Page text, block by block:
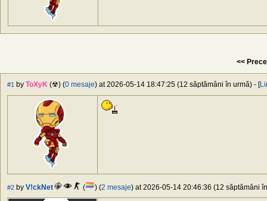
<<
#1 by ToXyK (☢) (0 mesaje) at 2026-05-14 18:47:25 (12 săptămâni în urmă) - [
#2 by V!ckNet ( ) (2 mesaje) at 2026-05-14 20:46:36 (12 săptămâni